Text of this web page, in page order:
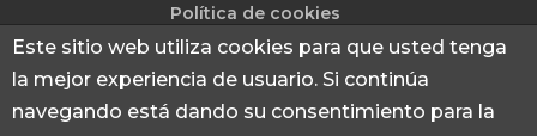
Política de cookies
© 2013 - 2026 Financiación e investigación
Captación de fondos para investigación e
Este sitio web utiliza cookies para que usted tenga
la mejor experiencia de usuario. Si continúa
navegando está dando su consentimiento para la